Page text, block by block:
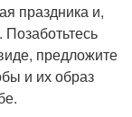
праздника и,
предложите
и их образ